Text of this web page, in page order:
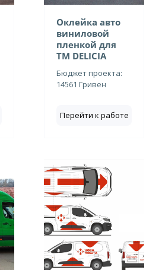
Оклейка авто
виниловой
пленкой для
ТМ DELICIA
Бюджет проекта:
14561 Гривен
Перейти к работе